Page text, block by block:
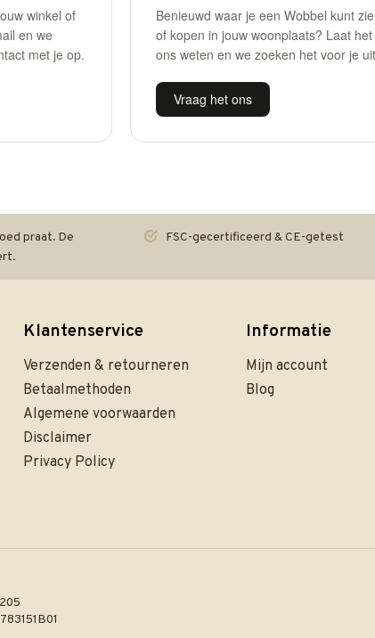
winkel of
en we
met je op.
Benieuwd waar je een Wobbel kunt
of kopen in jouw woonplaats? Laat het
ons weten en we zoeken het voor je
Vraag het ons
praat. De
FSC-gecertificeerd & CE-getest
Klantenservice
Verzenden & retourneren
Betaalmethoden
Algemene voorwaarden
Disclaimer
Privacy Policy
Informatie
Mijn account
Blog